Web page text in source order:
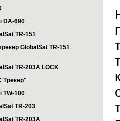
DA-690
TR-151
GlobalSat TR-151
TR-203А LOCK
Трекер"
TW-100
TR-203
TR-203А